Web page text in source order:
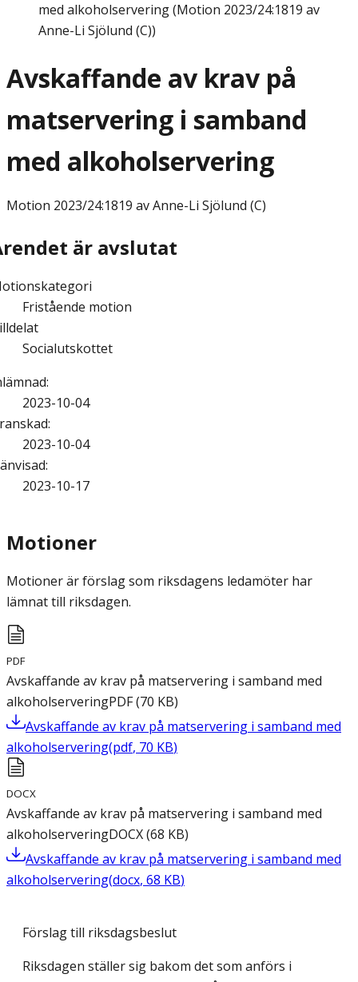
med alkoholservering (Motion 2023/24:1819 av
Anne-Li Sjölund (C))
Avskaffande av krav på
matservering i samband
med alkoholservering
Motion 2023/24:1819 av Anne-Li Sjölund (C)
är avslutat
Fristående motion
Socialutskottet
:
2023-10-04
:
2023-10-04
:
2023-10-17
Motioner
Motioner är förslag som riksdagens ledamöter har
lämnat till riksdagen.
PDF
Avskaffande av krav på matservering i samband med
alkoholserveringPDF(70 KB)
Avskaffande av krav på matservering i samband med
alkoholservering(pdf, 70 KB)
DOCX
Avskaffande av krav på matservering i samband med
alkoholserveringDOCX(68 KB)
Avskaffande av krav på matservering i samband med
alkoholservering(docx, 68 KB)
Förslag till riksdagsbeslut
Riksdagen ställer sig bakom det som anförs i